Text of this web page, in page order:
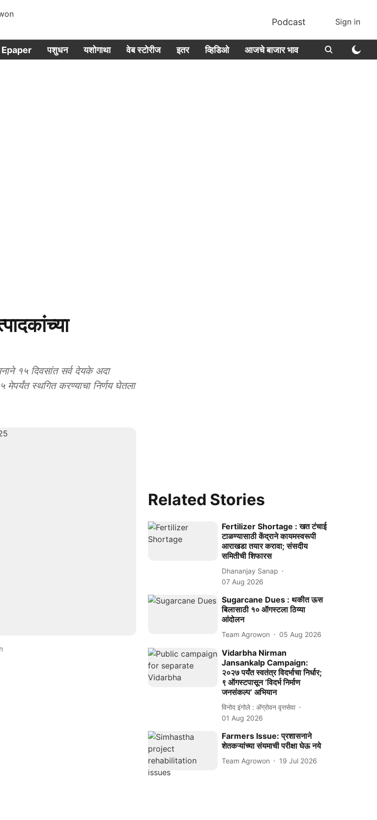
Podcast Sign in
Epaper पशुधन यशोगाथा वेब स्टोरीज इतर व्हिडिओ आजचे बाजार भाव
१५ दिवसांत सर्व देयके अदा
स्थगित करण्याचा निर्णय घेतला
Related Stories
Fertilizer Shortage : खत टंचाई
टाळण्यासाठी केंद्राने कायमस्वरूपी
आराखडा तयार करावा; संसदीय
समितीची शिफारस
Dhananjay Sanap
07 Aug 2026
Sugarcane Dues : थकीत ऊस
बिलासाठी १० ऑगस्टला ठिय्या
आंदोलन
Team Agrowon 05 Aug 2026
Vidarbha Nirman
Jansankalp Campaign:
२०२७ पर्यंत स्वतंत्र विदर्भाचा निर्धार;
९ ऑगस्टपासून ‘विदर्भ निर्माण
जनसंकल्प’ अभियान
विनोद इंगोले : ॲग्रोवन वृत्तसेवा
01 Aug 2026
Farmers Issue: प्रशासनाने
शेतकऱ्यांच्या संयमाची परीक्षा घेऊ नये
Team Agrowon 19 Jul 2026